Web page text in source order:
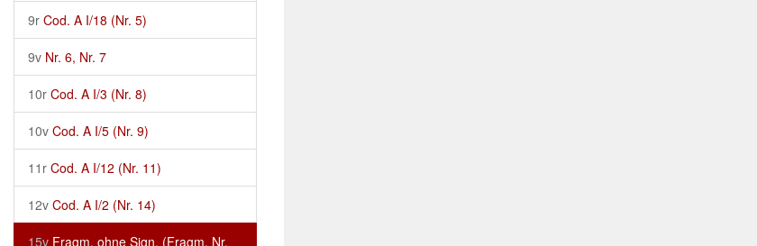
9r Cod. A I/18 (Nr. 5)
9v Nr. 6, Nr. 7
10r Cod. A I/3 (Nr. 8)
10v Cod. A I/5 (Nr. 9)
11r Cod. A I/12 (Nr. 11)
12v Cod. A I/2 (Nr. 14)
15v Fragm. ohne Sign. (Fragm. Nr.